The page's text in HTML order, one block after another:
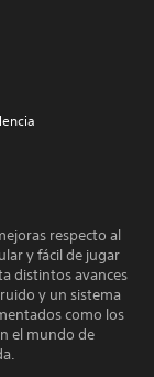
respecto al
y fácil de jugar
distintos avances
y un sistema
como los
el mundo de